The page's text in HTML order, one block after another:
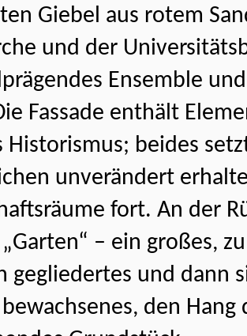
Giebel aus rotem
und der
Ensemble
Fassade enthält
Historismus; beides
unverändert
fort. An der
– ein großes,
gegliedertes und dann
den Hang